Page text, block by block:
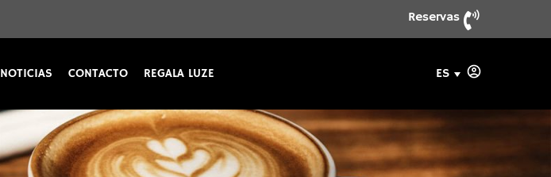
Reservas
NOTICIAS CONTACTO REGALA LUZE ES